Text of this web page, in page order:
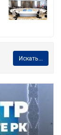
Искать...